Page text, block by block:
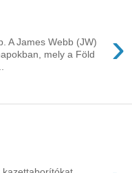
›
A James Webb (JW)
mely a Föld